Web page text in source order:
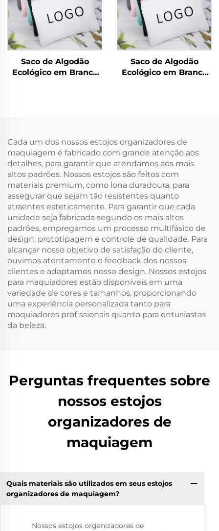
para Armazenamento,
Inclui Presentes
Personalizado Bolsa
de Lona de Algodão
com Zíper
Saco de Algodão
Ecológico em Branco
Cosméticos com
Logotipo
Saco de Algodão
Ecológico em Branco
Cosméticos com
Logotipo
Cada um dos nossos estojos organizadores de
maquiagem é fabricado com grande atenção aos
detalhes, para garantir que atendamos aos mais
altos padrões. Nossos estojos são feitos com
materiais premium, como lona duradoura, para
assegurar que sejam tão resistentes quanto
atraentes esteticamente. Para garantir que cada
unidade seja fabricada segundo os mais altos
padrões, empregamos um processo multifásico de
design, prototipagem e controle de qualidade. Para
alcançar nosso objetivo de satisfação do cliente,
ouvimos atentamente o feedback dos nossos
clientes e adaptamos nosso design. Nossos estojos
para maquiadores estão disponíveis em uma
variedade de cores e tamanhos, proporcionando
uma experiência personalizada tanto para
maquiadores profissionais quanto para entusiastas
da beleza.
Perguntas frequentes sobre
nossos estojos
organizadores de
maquiagem
Quais materiais são utilizados em seus estojos
organizadores de maquiagem?
Nossos estojos organizadores de